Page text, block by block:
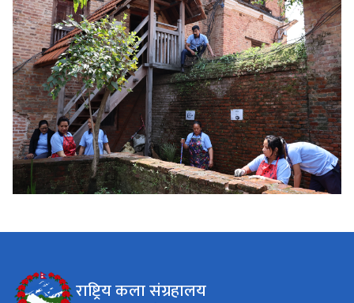
राष्ट्रिय कला संग्रहालय